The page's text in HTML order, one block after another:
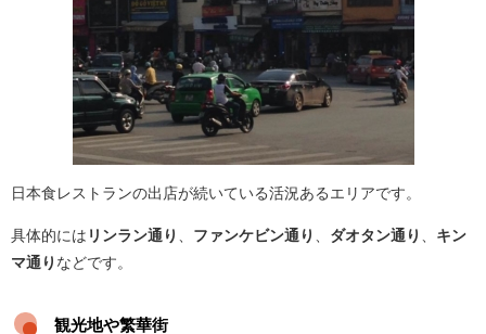
日本食レストランの出店が続いている活況あるエリアです。
具体的には リンラン通り ファンケビン通り ダオタン通り
キン
マ通り などです。
観光地や繁華街